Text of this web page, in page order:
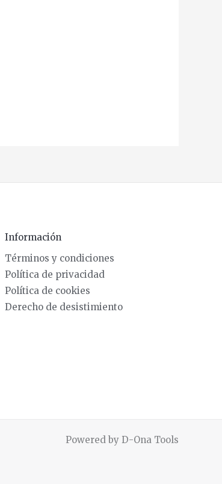
Información
Términos y condiciones
Política de privacidad
Política de cookies
Derecho de desistimiento
Powered by D-Ona Tools